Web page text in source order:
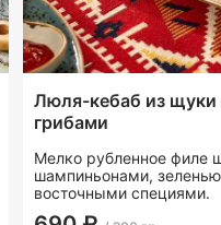
Люля-кебаб из щуки
грибами
Мелко рубленное филе
шампиньонами,
восточными специями.